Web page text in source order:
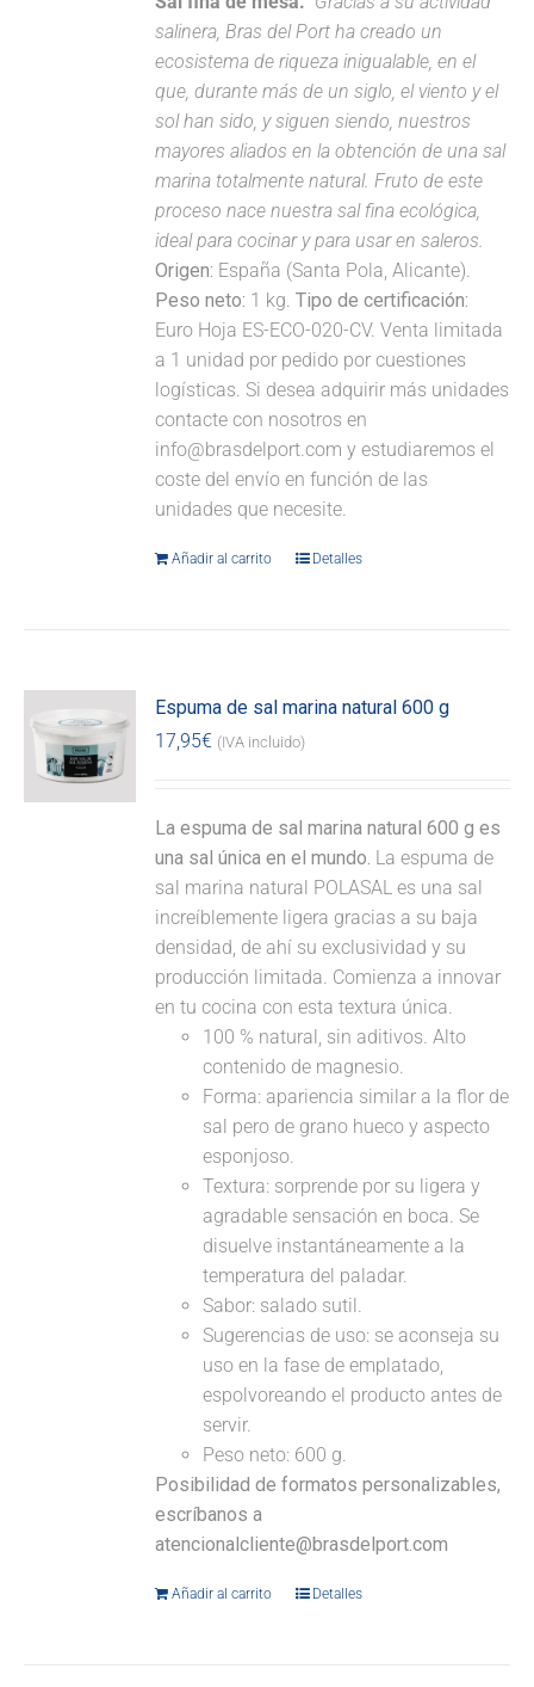
salinera, Bras del Port ha creado un
ecosistema de riqueza inigualable, en el
que, durante más de un siglo, el viento y el
sol han sido, y siguen siendo, nuestros
mayores aliados en la obtención de una sal
marina totalmente natural. Fruto de este
proceso nace nuestra sal fina ecológica,
ideal para cocinar y para usar en saleros.
Origen: España (Santa Pola, Alicante).
Peso neto: 1 kg.Tipo de certificación:
Euro Hoja ES-ECO-020-CV. Venta limitada
a 1 unidad por pedido por cuestiones
logísticas. Si desea adquirir más unidades
contacte con nosotros en
info@brasdelport.com y estudiaremos el
coste del envío en función de las
unidades que necesite.
Añadir al carrito Detalles
Espuma de sal marina natural 600 g
17,95€ (IVA incluido)
La espuma de sal marina natural 600 g es
una sal única en el mundo. La espuma de
sal marina natural POLASAL es una sal
increíblemente ligera gracias a su baja
densidad, de ahí su exclusividad y su
producción limitada. Comienza a innovar
en tu cocina con esta textura única.
100 % natural, sin aditivos. Alto
contenido de magnesio.
Forma: apariencia similar a la flor de
sal pero de grano hueco y aspecto
esponjoso.
Textura: sorprende por su ligera y
agradable sensación en boca. Se
disuelve instantáneamente a la
temperatura del paladar.
Sabor: salado sutil.
Sugerencias de uso: se aconseja su
uso en la fase de emplatado,
espolvoreando el producto antes de
servir.
Peso neto: 600 g.
Posibilidad de formatos personalizables,
escríbanos a
atencionalcliente@brasdelport.com
Añadir al carrito Detalles